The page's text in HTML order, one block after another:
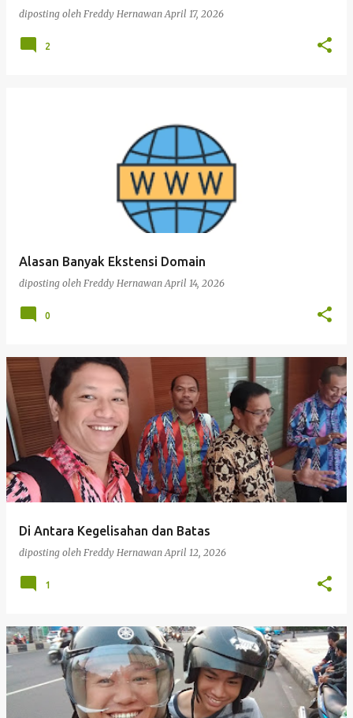
diposting oleh Freddy Hernawan April 17, 2026
2
Alasan Banyak Ekstensi Domain
diposting oleh Freddy Hernawan April 14, 2026
0
Di Antara Kegelisahan dan Batas
diposting oleh Freddy Hernawan April 12, 2026
1